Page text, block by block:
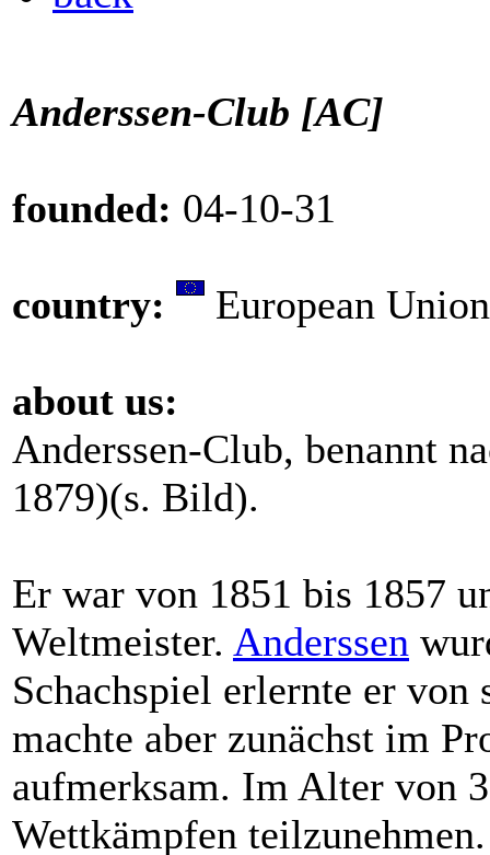
Anderssen-Club [AC]
founded: 04-10-31
country: European Union
about us:
Anderssen-Club, benannt
1879)(s. Bild).
Er war von 1851 bis 1857
Weltmeister. Anderssen
Schachspiel erlernte er
machte aber zunächst im
aufmerksam. Im Alter von
Wettkämpfen teilzunehmen.